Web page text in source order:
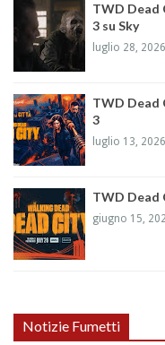
TWD Dead
3 su Sky
luglio 28, 2026
TWD
3
luglio 13, 2026
TWD Dead
giugno 15,
Notizie Fumetti